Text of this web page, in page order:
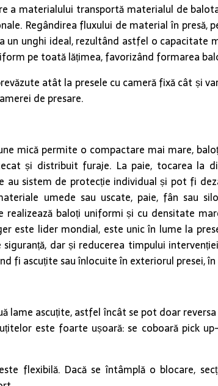
a materialului transportă materialul de
Regândirea fluxului de material în
un unghi ideal, rezultând astfel o capacitate
pe toată lățimea, favorizând formarea
atât la presele cu cameră fixă cât și
de presare.
mică permite o compactare mai mare,
și distribuit furaje. La paie, tocarea la
au sistem de protecție individual și pot fi
umede sau uscate, paie, fân
realizează baloți uniformi și cu densitate
este lider mondial, este unic în lume la
dar și reducerea timpului
fi ascuțite sau înlocuite în exteriorul presei,
lame ascuțite, astfel încât se pot doar
este foarte ușoară: se coboară pick
flexibilă. Dacă se întâmplă o blocare,